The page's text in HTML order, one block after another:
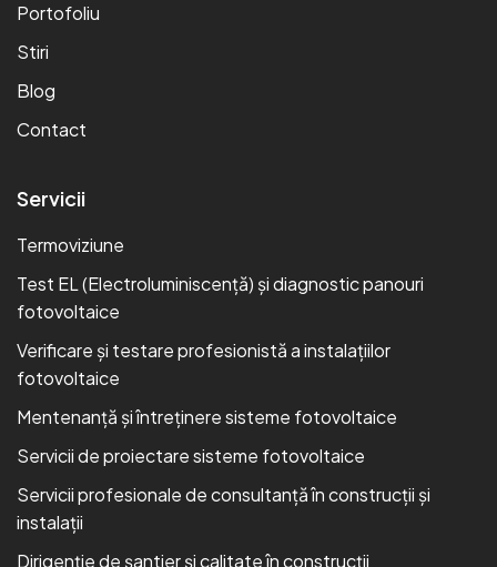
Portofoliu
Stiri
Blog
Contact
Servicii
Termoviziune
Test EL (Electroluminiscență) și diagnostic panouri
fotovoltaice
Verificare și testare profesionistă a instalațiilor
fotovoltaice
Mentenanță și întreținere sisteme fotovoltaice
Servicii de proiectare sisteme fotovoltaice
Servicii profesionale de consultanță în construcții și
instalații
Dirigenție de șantier și calitate în construcții